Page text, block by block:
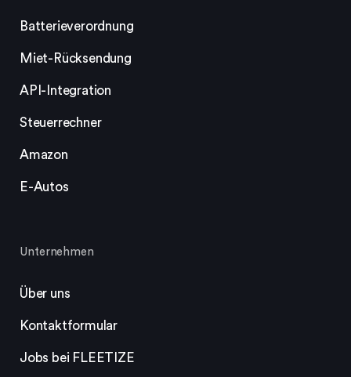
Batterieverordnung
Miet-Rücksendung
API-Integration
Steuerrechner
Amazon
E-Autos
Unternehmen
Über uns
Kontaktformular
Jobs bei FLEETIZE